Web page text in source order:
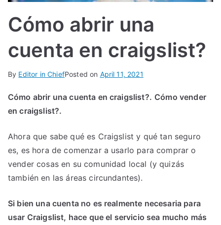
TE
G
R
L
Cómo abrir una
cuenta en craigslist?
By Editor in ChiefPosted on April 11, 2021
Cómo abrir una cuenta en craigslist?. Cómo vender
en craigslist?.
Ahora que sabe qué es Craigslist y qué tan seguro
es, es hora de comenzar a usarlo para comprar o
vender cosas en su comunidad local (y quizás
también en las áreas circundantes).
Si bien una cuenta no es realmente necesaria para
usar Craigslist, hace que el servicio sea mucho más